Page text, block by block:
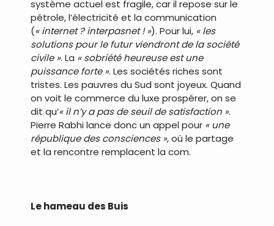
système actuel est fragile, car il repose sur le
pétrole, l’électricité et la communication
(« internet ? interpasnet ! »). Pour lui, « les
solutions pour le futur viendront de la société
civile ». La « sobriété heureuse est une
puissance forte ». Les sociétés riches sont
tristes. Les pauvres du Sud sont joyeux. Quand
on voit le commerce du luxe prospérer, on se
dit qu’« il n’y a pas de seuil de satisfaction ».
Pierre Rabhi lance donc un appel pour « une
république des consciences », où le partage
et la rencontre remplacent la com.
Le hameau des Buis